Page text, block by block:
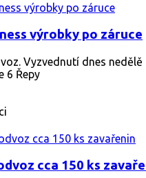
výrobky po záruce
Vyzvednutí dnes nedělě
6 Řepy
cca 150 ks